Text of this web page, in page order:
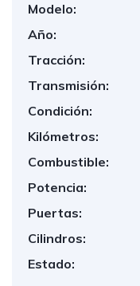
Modelo:
Año:
Tracción:
Transmisión:
Condición:
Kilómetros:
Combustible:
Potencia:
Puertas:
Cilindros:
Estado: